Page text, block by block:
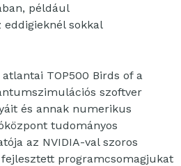
például
sokkal
TOP500 Birds of a
szoftver
és annak numerikus
tudományos
az NVIDIA-val szoros
programcsomagjukat